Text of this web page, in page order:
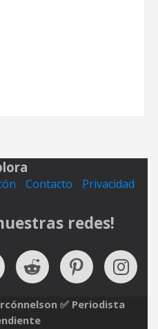
Contacto Privacidad
redes!
✅ Periodista